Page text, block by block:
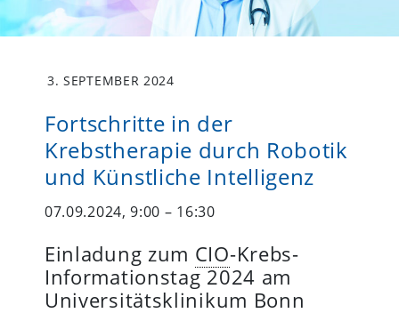
3. SEPTEMBER 2024
Fortschritte in der
Krebstherapie durch Robotik
und Künstliche Intelligenz
07.09.2024, 9:00 – 16:30
Einladung zum CIO-Krebs-
Informationstag 2024 am
Universitätsklinikum Bonn